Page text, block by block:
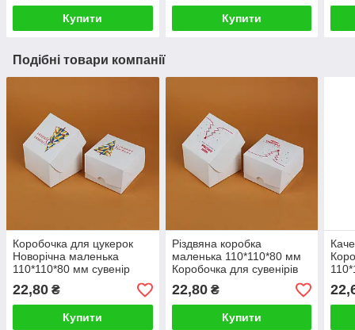
тематики
Купити Купити
Подібні товари компанії
Коробочка для цукерок
Новорічна маленька
110*110*80 мм сувенір
коробка "З Новим роком"
22,80 ₴
Купити
Різдвяна коробка
маленька 110*110*80 мм
Коробочка для сувенірів
22,80₴
Купити